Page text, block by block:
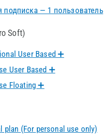
подписка — 1 пользователь
Soft)
User Based ➕
User Based ➕
Floating ➕
plan (For personal use only)